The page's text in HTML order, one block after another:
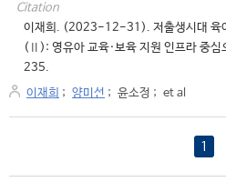
Citation
이재희. (2023-12-31). 저출생시대 육
(Ⅱ): 영유아 교육·보육 지원 인프라 중
235.
이재희 ; 양미선 ; 윤소정 ; et al
1